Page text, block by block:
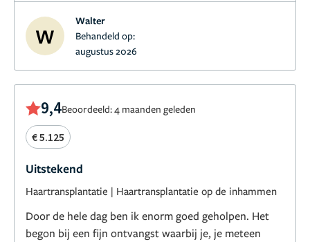
Voor wat betreft de behandeling zelf, deze was wat
intenser dan ik had verwacht maar werd stap voor
W
Walter
Behandeld op:
augustus 2026
9,4Beoordeeld: 4 maanden geleden
€ 5.125
Uitstekend
Haartransplantatie | Haartransplantatie op de inhammen
Door de hele dag ben ik enorm goed geholpen. Het
begon bij een fijn ontvangst waarbij je, je meteen